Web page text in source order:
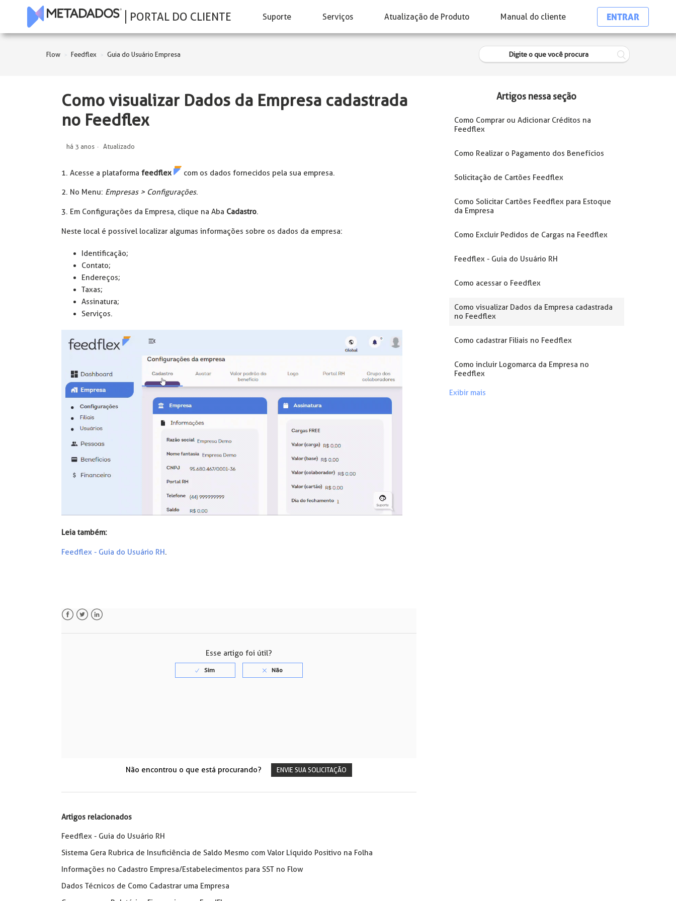
PORTAL DO CLIENTE Suporte Serviços Atualização de Produto Manual do cliente ENTRAR
Flow Feedflex Guia do Usuário Empresa
Como visualizar Dados da Empresa cadastrada
no Feedflex
há 3 anos Atualizado
1. Acesse a plataforma feedflex com os dados fornecidos pela sua empresa.
2. No Menu: Empresas > Configurações.
3. Em Configurações da Empresa, clique na Aba Cadastro.
Neste local é possível localizar algumas informações sobre os dados da empresa:
Identificação;
Contato;
Endereços;
Taxas;
Assinatura;
Serviços.
Leia também:
Feedflex - Guia do Usuário RH.
Esse artigo foi útil?
Não encontrou o que está procurando? ENVIE SUA SOLICITAÇÃO
Artigos relacionados
Feedflex - Guia do Usuário RH
Sistema Gera Rubrica de Insuficiência de Saldo Mesmo com Valor Líquido Positivo na Folha
Informações no Cadastro Empresa/Estabelecimentos para SST no Flow
Dados Técnicos de Como Cadastrar uma Empresa
Artigos nessa seção
Como Comprar ou Adicionar Créditos na
Feedflex
Como Realizar o Pagamento dos Benefícios
Solicitação de Cartões Feedflex
Como Solicitar Cartões Feedflex para Estoque
da Empresa
Como Excluir Pedidos de Cargas na Feedflex
Feedflex - Guia do Usuário RH
Como acessar o Feedflex
Como visualizar Dados da Empresa cadastrada
no Feedflex
Como cadastrar Filiais no Feedflex
Como incluir Logomarca da Empresa no
Feedflex
Exibir mais